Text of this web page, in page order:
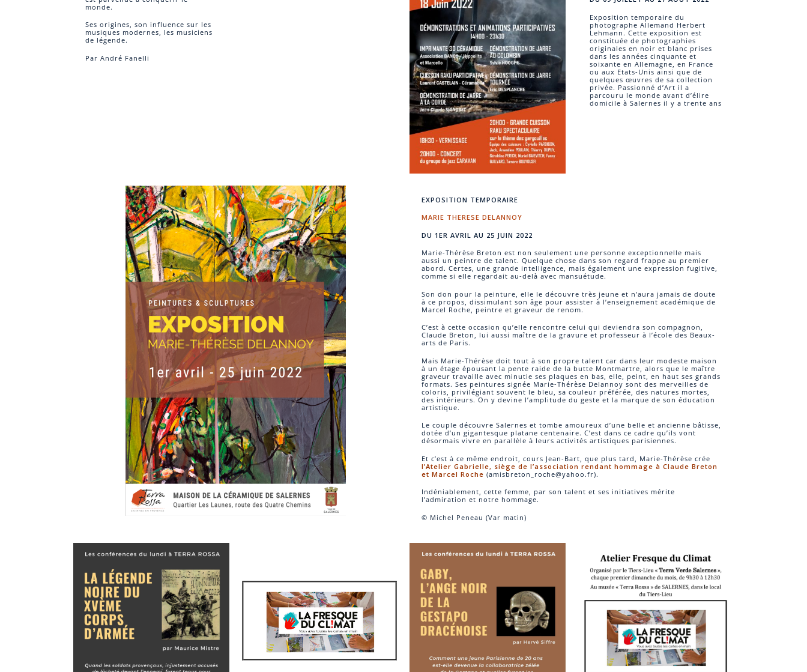
monde.
Ses origines, son influence sur les
musiques modernes, les musiciens
de légende.
Par André Fanelli
Exposition temporaire du
photographe Allemand Herbert
Lehmann. Cette exposition est
constituée de photographies
originales en noir et blanc prises
dans les années cinquante et
soixante en Allemagne, en France
ou aux Etats-Unis ainsi que de
quelques œuvres de sa collection
privée. Passionné d’Art il a
parcouru le monde avant d’élire
domicile à Salernes il y a trente ans
EXPOSITION TEMPORAIRE
MARIE THERESE DELANNOY
DU 1ER AVRIL AU 25 JUIN 2022
Marie-Thérèse Breton est non seulement une personne exceptionnelle mais
aussi un peintre de talent. Quelque chose dans son regard frappe au premier
abord. Certes, une grande intelligence, mais également une expression fugitive,
comme si elle regardait au-delà avec mansuétude.
Son don pour la peinture, elle le découvre très jeune et n’aura jamais de doute
à ce propos, dissimulant son âge pour assister à l’enseignement académique de
Marcel Roche, peintre et graveur de renom.
C’est à cette occasion qu’elle rencontre celui qui deviendra son compagnon,
Claude Breton, lui aussi maître de la gravure et professeur à l’école des Beaux-
arts de Paris.
Mais Marie-Thérèse doit tout à son propre talent car dans leur modeste maison
à un étage épousant la pente raide de la butte Montmartre, alors que le maître
graveur travaille avec minutie ses plaques en bas, elle, peint, en haut ses grands
formats. Ses peintures signée Marie-Thérèse Delannoy sont des merveilles de
coloris, privilégiant souvent le bleu, sa couleur préférée, des natures mortes,
des intérieurs. On y devine l’amplitude du geste et la marque de son éducation
artistique.
Le couple découvre Salernes et tombe amoureux d’une belle et ancienne bâtisse,
dotée d’un gigantesque platane centenaire. C’est dans ce cadre qu’ils vont
désormais vivre en parallèle à leurs activités artistiques parisiennes.
Et c’est à ce même endroit, cours Jean-Bart, que plus tard, Marie-Thérèse crée
l’Atelier Gabrielle, siège de l’association rendant hommage à Claude Breton
et Marcel Roche (amisbreton_roche@yahoo.fr).
Indéniablement, cette femme, par son talent et ses initiatives mérite
l’admiration et notre hommage.
© Michel Peneau (Var matin)